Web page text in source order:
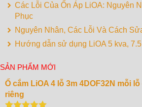
Các Lỗi Của Ổn Áp LiOA: Nguyên
Phục
Nguyên Nhân, Các Lỗi Và Cách
Hướng dẫn sử dụng LiOA 5 kva,
SẢN PHẨM MỚI
Ổ cắm LiOA 4 lỗ 3m 4DOF32N mỗi
riêng